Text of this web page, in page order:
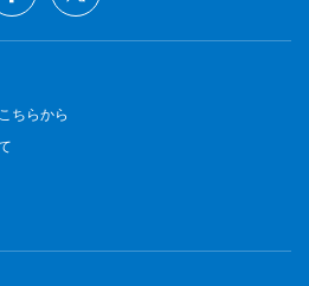
ちらから